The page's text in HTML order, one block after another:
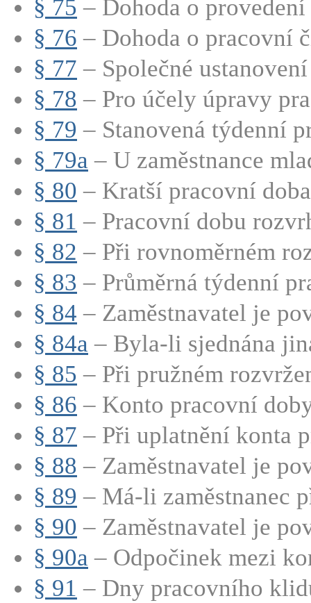
§ 75 – Dohoda o provedení
§ 76 – Dohoda o pracovní
§ 77 – Společné ustanovení
§ 78 – Pro účely úpravy
§ 79 – Stanovená týdenní
§ 79a – U zaměstnance
§ 80 – Kratší pracovní doba
§ 81 – Pracovní dobu
§ 82 – Při rovnoměrném
§ 83 – Průměrná týdenní
§ 84 – Zaměstnavatel je
§ 84a – Byla-li sjednána
§ 85 – Při pružném
§ 86 – Konto pracovní
§ 87 – Při uplatnění konta
§ 88 – Zaměstnavatel je
§ 89 – Má-li zaměstnanec
§ 90 – Zaměstnavatel je
§ 90a – Odpočinek mezi
§ 91 – Dny pracovního